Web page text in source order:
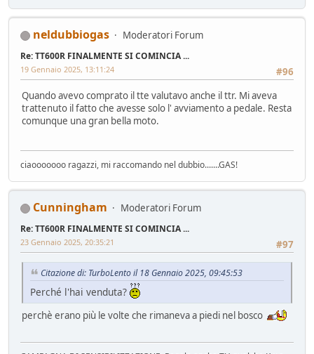
neldubbiogas Moderatori Forum
Re: TT600R FINALMENTE SI COMINCIA ...
#96
19 Gennaio 2025, 13:11:24
Quando avevo comprato il tte valutavo anche il ttr. Mi aveva
trattenuto il fatto che avesse solo l' avviamento a pedale. Resta
comunque una gran bella moto.
ciaooooooo ragazzi, mi raccomando nel dubbio.......GAS!
Cunningham Moderatori Forum
Re: TT600R FINALMENTE SI COMINCIA ...
#97
23 Gennaio 2025, 20:35:21
Citazione di: TurboLento il 18 Gennaio 2025, 09:45:53
Perché l'hai venduta?
perchè erano più le volte che rimaneva a piedi nel bosco